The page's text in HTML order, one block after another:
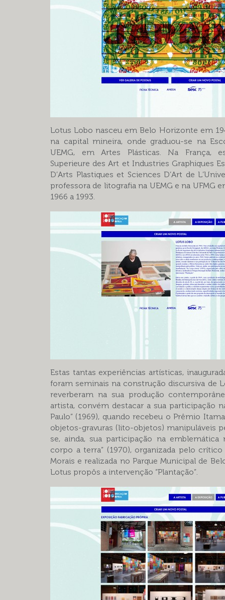
Lotus Lobo nasceu em Belo Horizonte em
na capital mineira, onde graduou-se na
UEMG, em Artes Plásticas. Na França,
Superieure des Art et Industries Graphiques
D’Arts Plastiques et Sciences D’Art de
professora de litografia na UEMG e na UFMG
1966 a 1993.
Estas tantas experiências artísticas,
foram seminais na construção discursiva de
reverberam na sua produção
artista, convém destacar a sua participação
Paulo” (1969), quando recebeu o Prêmio
objetos-gravuras (lito-objetos) manipuláveis
se, ainda, sua participação na emblemática
corpo a terra” (1970), organizada pelo
Morais e realizada no Parque Municipal de
Lotus propôs a intervenção “Plantação”.